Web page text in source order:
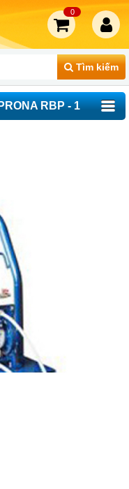
Tìm kiếm
0
RBP - 1